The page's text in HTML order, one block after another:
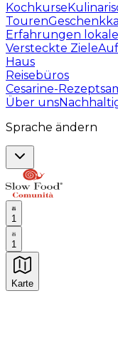
Kochkurse
Touren
Erfahrungen
Versteckte Ziele
Haus
Reisebüros
Cesarine-
Über uns
Sprache ändern
1
1
Karte
Unvergessliche